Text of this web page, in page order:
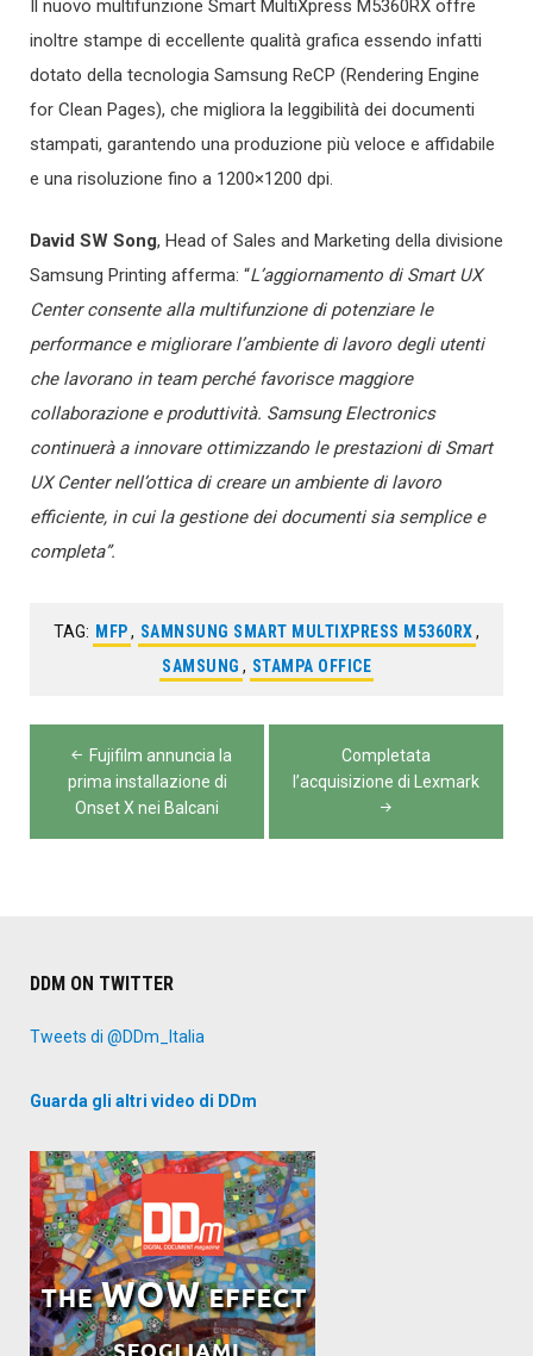
Il nuovo multifunzione Smart MultiXpress M5360RX offre
inoltre stampe di eccellente qualità grafica essendo infatti
dotato della tecnologia Samsung ReCP (Rendering Engine
for Clean Pages), che migliora la leggibilità dei documenti
stampati, garantendo una produzione più veloce e affidabile
e una risoluzione fino a 1200×1200 dpi.
David SW Song, Head of Sales and Marketing della divisione
Samsung Printing afferma: “L’aggiornamento di Smart UX
Center consente alla multifunzione di potenziare le
performance e migliorare l’ambiente di lavoro degli utenti
che lavorano in team perché favorisce maggiore
collaborazione e produttività. Samsung Electronics
continuerà a innovare ottimizzando le prestazioni di Smart
UX Center nell’ottica di creare un ambiente di lavoro
efficiente, in cui la gestione dei documenti sia semplice e
completa”.
TAG: MFP, SAMNSUNG SMART MULTIXPRESS M5360RX,
SAMSUNG , STAMPA OFFICE
Navigazione
articoli
Fujifilm annuncia la
prima installazione di
Onset X nei Balcani
Completata
l’acquisizione di Lexmark
DDM ON TWITTER
Tweets di @DDm_Italia
Guarda gli altri video di DDm